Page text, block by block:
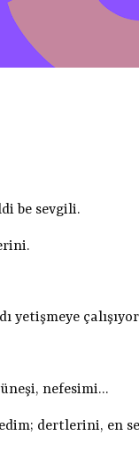
be sevgili.
yetişmeye
nefesimi…
dertlerini, en